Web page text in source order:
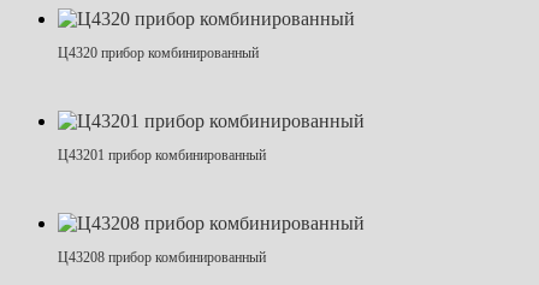
Ц4320 прибор комбинированный
Ц43201 прибор комбинированный
Ц43208 прибор комбинированный